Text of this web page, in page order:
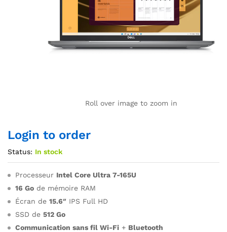
Roll over image to zoom in
Login to order
Status: In stock
Processeur Intel Core Ultra 7-165U
16 Go de mémoire RAM
Écran de 15.6″ IPS Full HD
SSD de 512 Go
Communication sans fil Wi-Fi + Bluetooth